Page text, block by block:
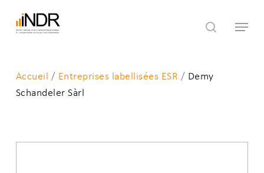
search
Menu
Accueil / Entreprises labellisées ESR / Demy
Schandeler Sàrl